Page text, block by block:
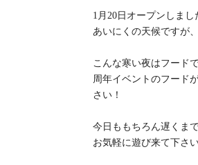
1月20日オープンしまし
あいにくの天候ですが
こんな寒い夜はフード
周年イベントのフード
さい！
今日ももちろん遅くま
お気軽に遊び来て下さ